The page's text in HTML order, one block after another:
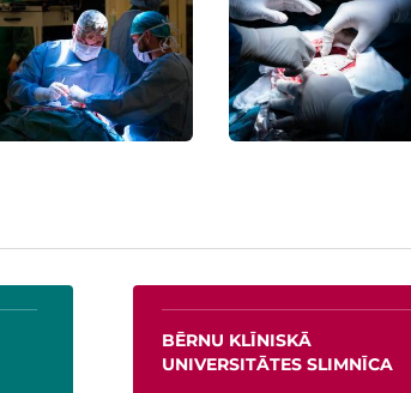
UNIVERSITĀTES SLIMNĪCA